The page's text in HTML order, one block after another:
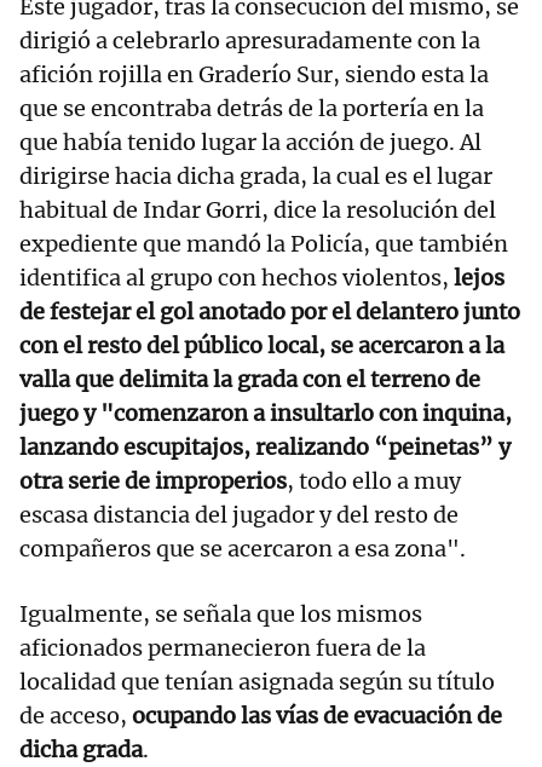
Este jugador, tras la consecución del mismo, se
dirigió a celebrarlo apresuradamente con la
afición rojilla en Graderío Sur, siendo esta la
que se encontraba detrás de la portería en la
que había tenido lugar la acción de juego. Al
dirigirse hacia dicha grada, la cual es el lugar
habitual de Indar Gorri, dice la resolución del
expediente que mandó la Policía, que también
identifica al grupo con hechos violentos, lejos
de festejar el gol anotado por el delantero junto
con el resto del público local, se acercaron a la
valla que delimita la grada con el terreno de
juego y "comenzaron a insultarlo con inquina,
lanzando escupitajos, realizando “peinetas” y
otra serie de improperios, todo ello a muy
escasa distancia del jugador y del resto de
compañeros que se acercaron a esa zona".
Igualmente, se señala que los mismos
aficionados permanecieron fuera de la
localidad que tenían asignada según su título
de acceso, ocupando las vías de evacuación de
dicha grada.